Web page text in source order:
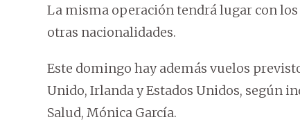
La misma operación tendrá lugar con
otras nacionalidades.
Este domingo hay además vuelos
Unido, Irlanda y Estados Unidos, según
Salud, Mónica García.